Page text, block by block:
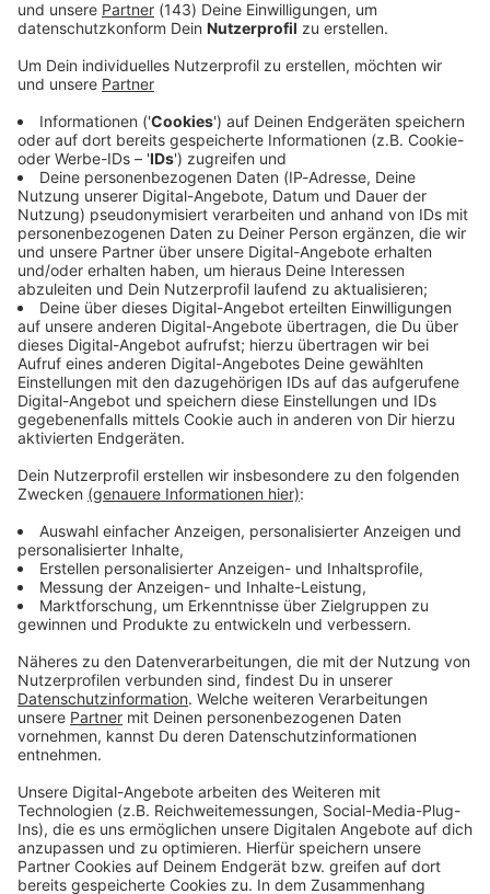
Audiotitel - ROCK ANTENNE BayernROCK ANTENNE Bayern
Der beste Rock nonstop!
Der beste Rock nonstop!
Gerade läuft:Safe And
Sound
Radio-App für iOS (Apple)
Ø 4.8
12620 Bewertungen
Radio-App für Android
Ø 4.7
21471 Bewertungen